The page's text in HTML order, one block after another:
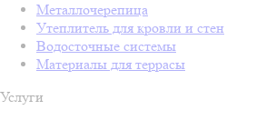
Металлочерепица
Утеплитель для кровли и стен
Водосточные системы
Материалы для террасы
Услуги